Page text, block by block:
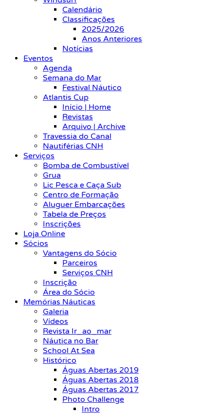
Calendário
Classificações
2025/2026
Anos Anteriores
Notícias
Eventos
Agenda
Semana do Mar
Festival Náutico
Atlantis Cup
Início | Home
Revistas
Arquivo | Archive
Travessia do Canal
Nautiférias CNH
Serviços
Bomba de Combustível
Grua
Lic Pesca e Caça Sub
Centro de Formação
Aluguer Embarcações
Tabela de Preços
Inscrições
Loja Online
Sócios
Vantagens do Sócio
Parceiros
Serviços CNH
Inscrição
Área do Sócio
Memórias Náuticas
Galeria
Vídeos
Revista Ir_ao_mar
Náutica no Bar
School At Sea
Histórico
Águas Abertas 2019
Águas Abertas 2018
Águas Abertas 2017
Photo Challenge
Intro